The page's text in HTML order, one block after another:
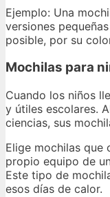
Ejemplo: Una
versiones
posible, por su
Mochilas para
Cuando los niños
y útiles escolares.
ciencias, sus
Elige mochilas que
propio equipo de
Este tipo de
esos días de calor.